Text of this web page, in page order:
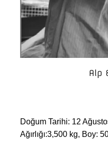
Alp
Doğum Tarihi: 12
Ağırlığı:3,500 kg, Boy: